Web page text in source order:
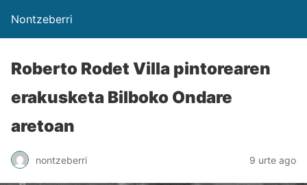
Nontzeberri
Roberto Rodet Villa pintorearen
erakusketa Bilboko Ondare
aretoan
nontzeberri 9 urte ago